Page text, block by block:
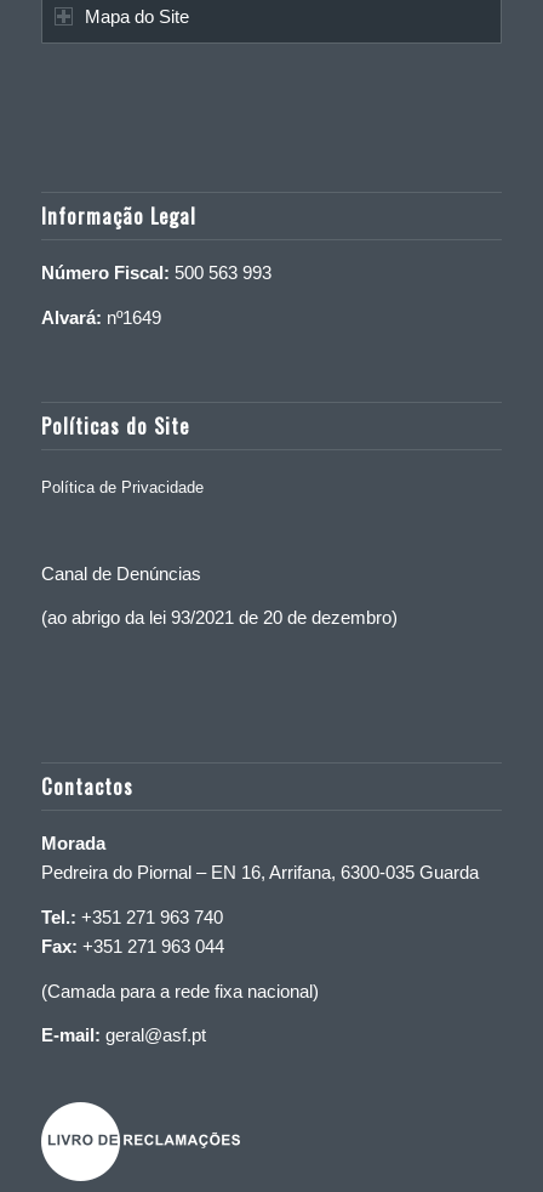
Mapa do Site
Informação Legal
Número Fiscal: 500 563 993
Alvará: nº1649
Políticas do Site
Política de Privacidade
Canal de Denúncias
(ao abrigo da lei 93/2021 de 20 de dezembro)
Contactos
Morada
Pedreira do Piornal – EN 16, Arrifana, 6300-035 Guarda
Tel.: +351 271 963 740
Fax: +351 271 963 044
(Camada para a rede fixa nacional)
E-mail: geral@asf.pt